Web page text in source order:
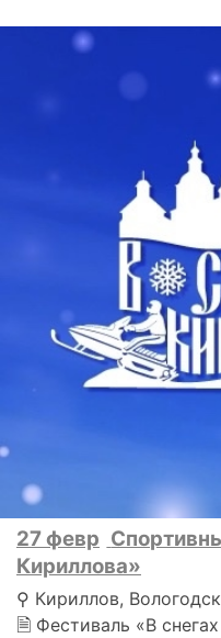
27 февр
Кириллова»
⚲ Кириллов,
🗎 Фестиваль «В